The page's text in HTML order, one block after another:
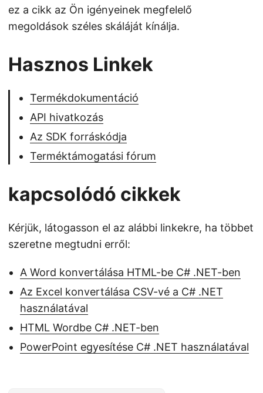
ez a cikk az Ön igényeinek megfelelő
megoldások széles skáláját kínálja.
Hasznos Linkek
Termékdokumentáció
API hivatkozás
Az SDK forráskódja
Terméktámogatási fórum
kapcsolódó cikkek
Kérjük, látogasson el az alábbi linkekre, ha többet
szeretne megtudni erről:
A Word konvertálása HTML-be C# .NET-ben
Az Excel konvertálása CSV-vé a C# .NET
használatával
HTML Wordbe C# .NET-ben
PowerPoint egyesítése C# .NET használatával